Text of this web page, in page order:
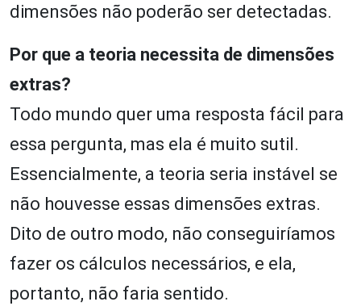
dimensões não poderão ser detectadas.
Por que a teoria necessita de dimensões
extras?
Todo mundo quer uma resposta fácil para
essa pergunta, mas ela é muito sutil.
Essencialmente, a teoria seria instável se
não houvesse essas dimensões extras.
Dito de outro modo, não conseguiríamos
fazer os cálculos necessários, e ela,
portanto, não faria sentido.